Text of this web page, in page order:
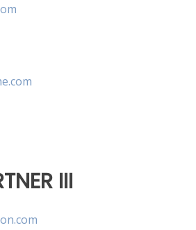
III